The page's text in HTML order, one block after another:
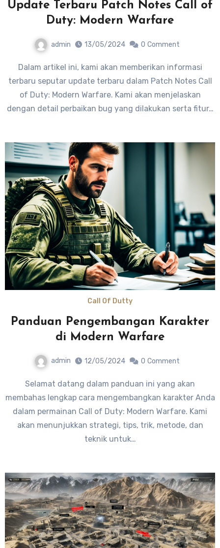
Update Terbaru Patch Notes Call of
Duty: Modern Warfare
admin 13/05/2024 0 Comment
Dalam artikel ini, kami akan memberikan informasi
terbaru seputar update terbaru dalam Patch Notes Call
of Duty: Modern Warfare. Kami akan menjelaskan
dengan detail perbaikan bug yang dilakukan serta fitur…
Call Of Dutty
Panduan Pengembangan Karakter
di Modern Warfare
admin 12/05/2024 0 Comment
Selamat datang dalam panduan ini yang akan
membahas lengkap cara mengembangkan karakter Anda
dalam permainan Call of Duty: Modern Warfare. Kami
akan menunjukkan strategi, tips, trik, metode, dan
teknik untuk…